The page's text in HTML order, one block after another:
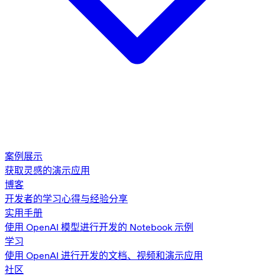
案例展示
获取灵感的演示应用
博客
开发者的学习心得与经验分享
实用手册
使用 OpenAI 模型进行开发的 Notebook 示例
学习
使用 OpenAI 进行开发的文档、视频和演示应用
社区